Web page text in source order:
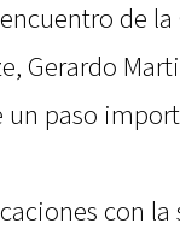
de
Gerardo
un paso
con